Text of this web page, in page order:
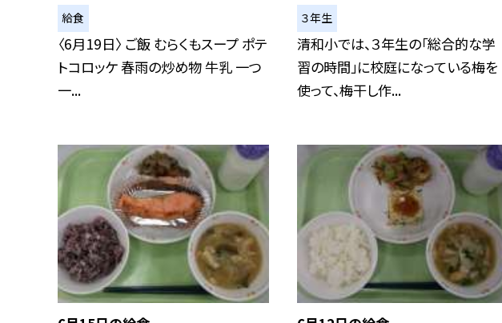
給食
〈6月19日〉 ご飯 むらくもスープ ポテ
トコロッケ 春雨の炒め物 牛乳 一つ
一...
３年生
清和小では、３年生の「総合的な学
習の時間」に校庭になっている梅を
使って、梅干し作...